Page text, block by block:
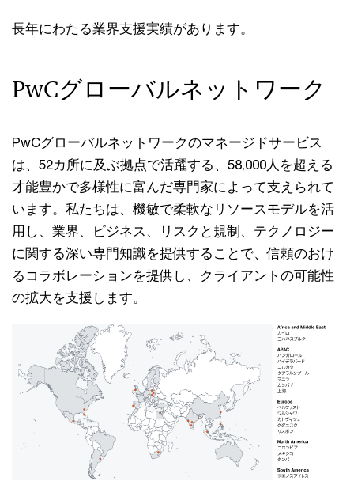
長年にわたる業界支援実績があります。
PwCグローバルネットワーク
PwCグローバルネットワークのマネージドサービス
は、52カ所に及ぶ拠点で活躍する、58,000人を超える
才能豊かで多様性に富んだ専門家によって支えられて
います。私たちは、機敏で柔軟なリソースモデルを活
用し、業界、ビジネス、リスクと規制、テクノロジー
に関する深い専門知識を提供することで、信頼のおけ
るコラボレーションを提供し、クライアントの可能性
の拡大を支援します。